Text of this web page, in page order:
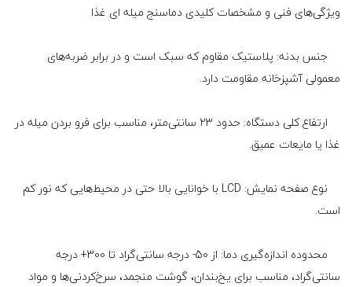
ویژگی‌های فنی و مشخصات کلیدی دماسنج میله ای غذا
جنس بدنه: پلاستیک مقاوم که سبک است و در برابر ضربه‌های
معمولی آشپزخانه مقاومت دارد.
ارتفاع کلی دستگاه: حدود ۲۳ سانتی‌متر، مناسب برای فرو بردن میله در
غذا یا مایعات عمیق.
نوع صفحه نمایش: LCD با خوانایی بالا حتی در محیط‌هایی که نور کم
است.
محدوده اندازه‌گیری دما: از 50- درجه سانتی‌گراد تا 300+ درجه
سانتی‌گراد، مناسب برای یخ‌بندان، گوشت منجمد، سرخ‌کردنی‌ها و مواد